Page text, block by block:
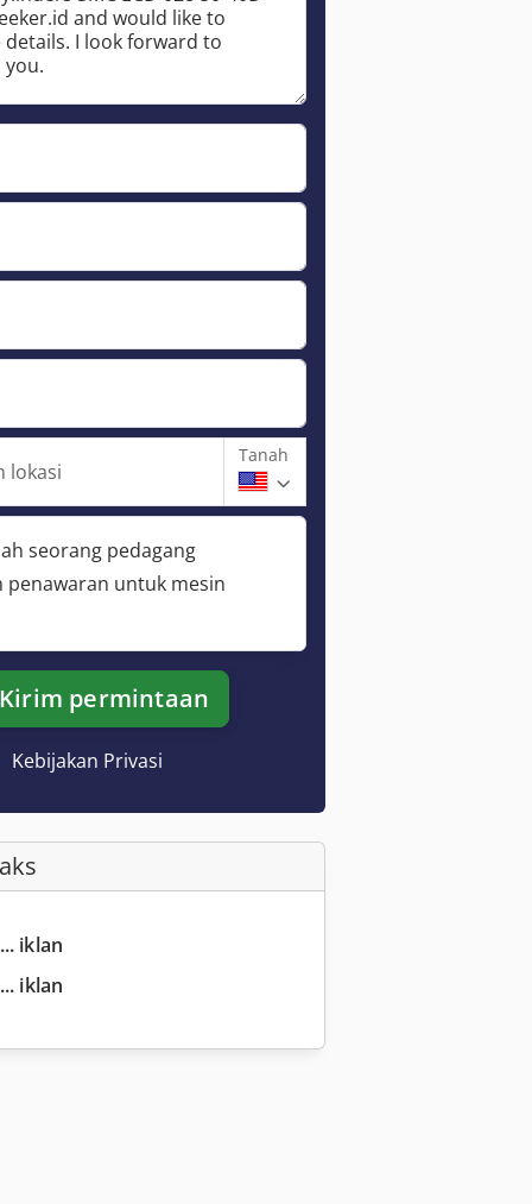
lokasi
Tanah
seorang pedagang
penawaran untuk mesin
Kirim permintaan
Kebijakan Privasi
iklan
iklan